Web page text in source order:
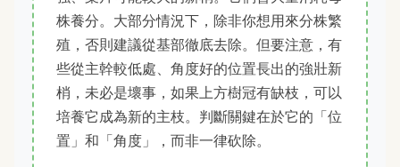
株養分。大部分情況下，除非你想用來分株繁
殖，否則建議從基部徹底去除。但要注意，有
些從主幹較低處、角度好的位置長出的強壯新
梢，未必是壞事，如果上方樹冠有缺枝，可以
培養它成為新的主枝。判斷關鍵在於它的「位
置」和「角度」，而非一律砍除。